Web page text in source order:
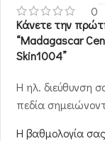
0
Κάνετε την
“Madagascar
Skin1004”
Η ηλ. διεύθυνση
πεδία
Η βαθμολογία σας